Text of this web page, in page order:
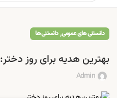
دانستنی های عمومی,دانستنی ها
بهترین هدیه برای روز دختر: 10 پیشنهاد جذاب
Admin